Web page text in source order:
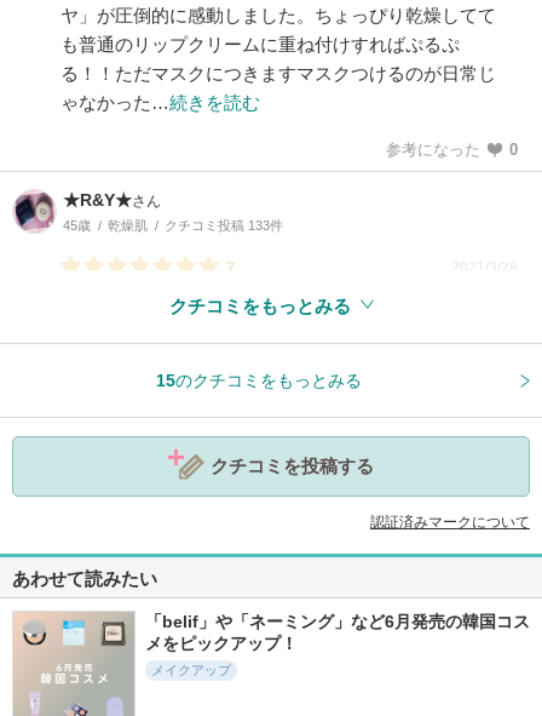
ヤ」が圧倒的に感動しました。ちょっぴり乾燥してて
も普通のリップクリームに重ね付けすればぷるぷ
る！！ただマスクにつきますマスクつけるのが日常じ
ゃなかった…続きを読む
参考になった 0
★R&Y★さん
45歳 乾燥肌 クチコミ投稿 133件
7 2021/3/28
クチコミをもっとみる
15のクチコミをもっとみる
クチコミを投稿する
認証済みマークについて
あわせて読みたい
「belif」や「ネーミング」など6月発売の韓国コス
メをピックアップ！
メイクアップ